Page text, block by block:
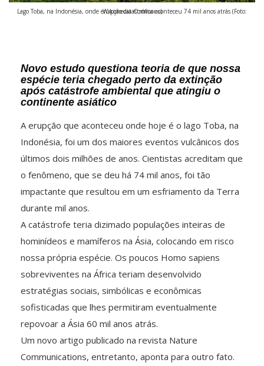
Lago Toba, na Indonésia, onde erupção catastrófica aconteceu 74 mil anos atrás (Foto: Wikimedia Commons)
Novo estudo questiona teoria de que nossa
espécie teria chegado perto da extinção
após catástrofe ambiental que atingiu o
continente asiático
A erupção que aconteceu onde hoje é o lago Toba, na
Indonésia, foi um dos maiores eventos vulcânicos dos
últimos dois milhões de anos. Cientistas acreditam que
o fenômeno, que se deu há 74 mil anos, foi tão
impactante que resultou em um esfriamento da Terra
durante mil anos.
A catástrofe teria dizimado populações inteiras de
hominídeos e mamíferos na Ásia, colocando em risco
nossa própria espécie. Os poucos Homo sapiens
sobreviventes na África teriam desenvolvido
estratégias sociais, simbólicas e econômicas
sofisticadas que lhes permitiram eventualmente
repovoar a Ásia 60 mil anos atrás.
Um novo artigo publicado na revista Nature
Communications, entretanto, aponta para outro fato.